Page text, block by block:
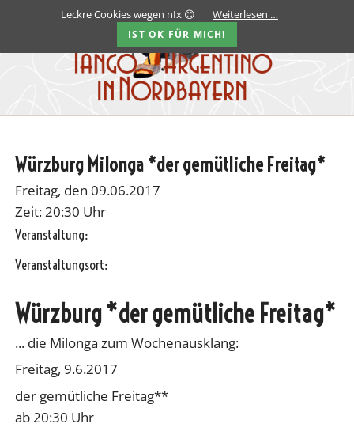
Würzburg Milonga *der gemütliche Freitag*
Freitag, den 09.06.2017
Zeit: 20:30 Uhr
Veranstaltung:
Veranstaltungsort:
Würzburg *der gemütliche Freitag*
... die Milonga zum Wochenausklang:
Freitag, 9.6.2017
der gemütliche Freitag**
ab 20:30 Uhr
Leckre Cookies wegen nIx 😊 Weiterlesen …
IST OK FÜR MICH!